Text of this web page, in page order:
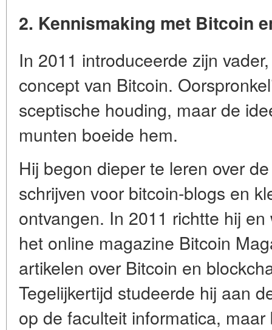
2. Kennismaking met Bitcoin
In 2011 introduceerde zijn
concept van Bitcoin.
sceptische houding, maar de
munten boeide hem.
Hij begon dieper te leren over
schrijven voor bitcoin-blogs en
ontvangen. In 2011 richtte hij
het online magazine Bitcoin
artikelen over Bitcoin en
Tegelijkertijd studeerde hij aan
op de faculteit informatica,